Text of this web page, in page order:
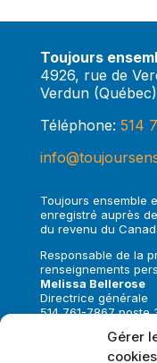
Gérer
cookies
Toujours
4926, rue de
Verdun
Téléphone: 514
Toujours ensemble
enregistré auprès de
du revenu du
Responsable de la
renseignements
Melissa Bellerose
Directrice générale
514 761-7867 poste